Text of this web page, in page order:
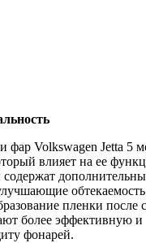
фар Volkswagen Jetta 5
влияет на ее
пленки после
более эффективную и
фонарей.